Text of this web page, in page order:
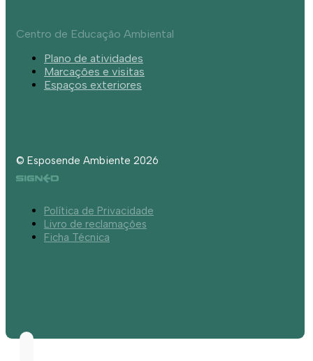
Centro de Educação Ambiental
Plano de atividades
Marcações e visitas
Espaços exteriores
© Esposende Ambiente 2026
Política de Privacidade
Livro de reclamações
Ficha Técnica